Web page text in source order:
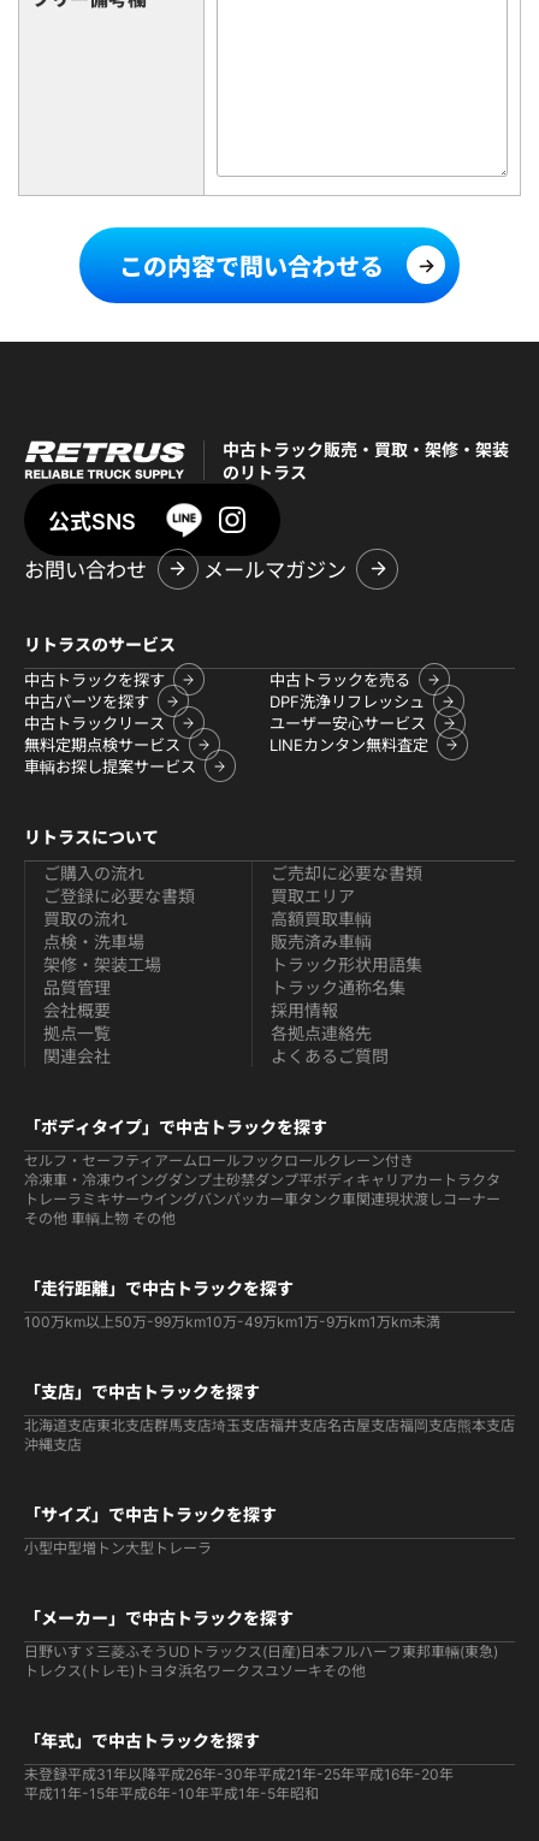
この内容で問い合わせる
中古トラック販売・買取・架修・架装
のリトラス
公式SNS
お問い合わせ
メールマガジン
リトラスのサービス
中古トラックを探す
中古トラックを売る
中古パーツを探す
DPF洗浄リフレッシュ
中古トラックリース
ユーザー安心サービス
無料定期点検サービス
LINEカンタン無料査定
車輌お探し提案サービス
リトラスについて
ご購入の流れ
ご登録に必要な書類
買取の流れ
ご売却に必要な書類
買取エリア
高額買取車輌
点検・洗車場
架修・架装工場
品質管理
販売済み車輌
トラック形状用語集
トラック通称名集
会社概要
拠点一覧
関連会社
採用情報
各拠点連絡先
よくあるご質問
「ボディタイプ」で中古トラックを探す
セルフ・セーフティ アームロールフックロールクレーン付き
冷凍車・冷凍ウイングダンプ土砂禁ダンプ平ボディ キャリアカー トラクタ
トレーラ ミキサーウイングバンパッカー車タンク車関連現状渡しコーナー
その他 車輌 上物 その他
「走行距離」で中古トラックを探す
100万km以上50万-99万km10万-49万km1万-9万km1万km未満
「支店」で中古トラックを探す
北海道支店東北支店群馬支店埼玉支店福井支店名古屋支店福岡支店熊本支店
沖縄支店
「サイズ」で中古トラックを探す
小型中型増トン大型 トレーラ
「メーカー」で中古トラックを探す
日野いすゞ 三菱ふそう UDトラックス(日産) 日本フルハーフ 東邦車輛(東急)
トレクス(トレモ) トヨタ浜名ワークス ユソーキその他
「年式」で中古トラックを探す
未登録平成31年以降平成26年-30年平成21年-25年平成16年-20年
平成11年-15年平成6年-10年平成1年-5年昭和